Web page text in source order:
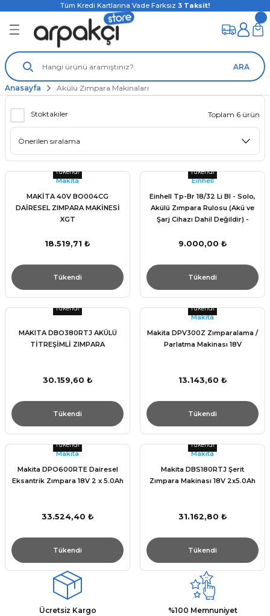
Tüm Kredi Kartlarına Vade Farksız 3 Taksit!
ARA
Anasayfa Akülü Zımpara Makinaları
Stoktakiler Toplam 6 ürün
Tükendi
Makita
MAKİTA 40V BO004CG
DAİRESEL ZIMPARA MAKİNESİ
XGT
18.519,71 ₺
Tükendi
Tükendi
Einhell
Einhell Tp-Br 18/32 Li Bl - Solo,
Akülü Zımpara Rulosu (Akü ve
Şarj Cihazı Dahil Değildir) -
9.000,00 ₺
Tükendi
Tükendi
MAKITA DBO380RTJ AKÜLÜ
TİTREŞİMLİ ZIMPARA
30.159,60 ₺
Tükendi
Tükendi
Makita
Makita DPV300Z Zımparalama /
Parlatma Makinası 18V
13.143,60 ₺
Tükendi
Tükendi
Makita
Makita DPO600RTE Dairesel
Eksantrik Zımpara 18V 2 x 5.0Ah
33.524,40 ₺
Tükendi
Tükendi
Makita
Makita DBS180RTJ Şerit
Zımpara Makinası 18V 2x5.0Ah
31.162,80 ₺
Tükendi
Ücretsiz Kargo
%100 Memnuniyet